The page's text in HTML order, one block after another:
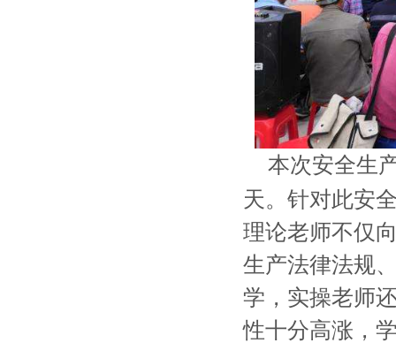
本次安全生
天。针对此安
理论老师不仅
生产法律法规
学，实操老师
性十分高涨，